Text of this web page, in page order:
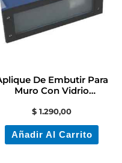
De Embutir Para
Muro Con Vidrio
$ 1.290,00
Añadir Al Carrito